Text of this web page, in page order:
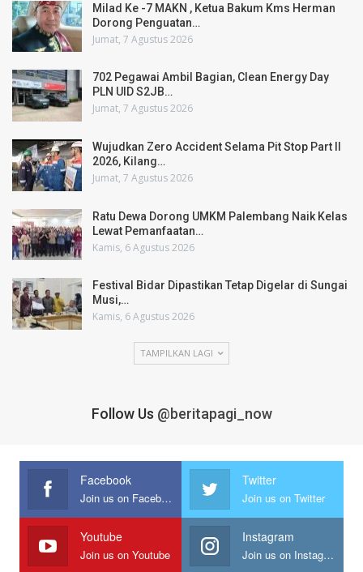
Milad Ke -7 MAKN , Ketua Bakum Kms Herman
Dorong Penguatan…
Jumat, 7 Agustus 2026
702 Pegawai Ambil Bagian, Clean Energy Day
PLN UID S2JB…
Jumat, 7 Agustus 2026
Wujudkan Zero Accident Selama Pit Stop Part II
2026, Kilang…
Jumat, 7 Agustus 2026
Ratu Dewa Dorong UMKM Palembang Naik Kelas
Lewat Pemanfaatan…
Kamis, 6 Agustus 2026
Festival Bidar Dipastikan Tetap Digelar di Sungai
Musi,…
Kamis, 6 Agustus 2026
TAMPILKAN LAGI
Follow Us @beritapagi_now
Facebook
Join us on Facebook
Twitter
Join us on Twitter
Youtube
Join us on Youtube
Instagram
Join us on Instagram